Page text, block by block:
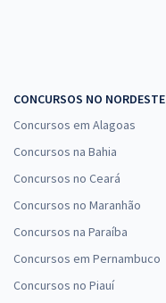
CONCURSOS NO NORDESTE
Concursos em Alagoas
Concursos na Bahia
Concursos no Ceará
Concursos no Maranhão
Concursos na Paraíba
Concursos em Pernambuco
Concursos no Piauí